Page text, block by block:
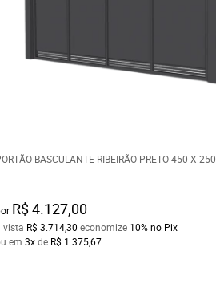
BASCULANTE RIBEIRÃO PRETO 450 X 250
R$ 4.127,00
vista R$ 3.714,30 economize 10%no Pix
em3xde R$ 1.375,67